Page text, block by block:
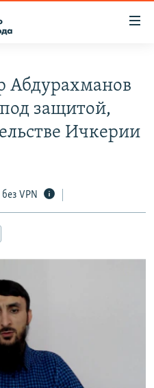
Абдурахманов
защитой,
Ичкерии
VPN